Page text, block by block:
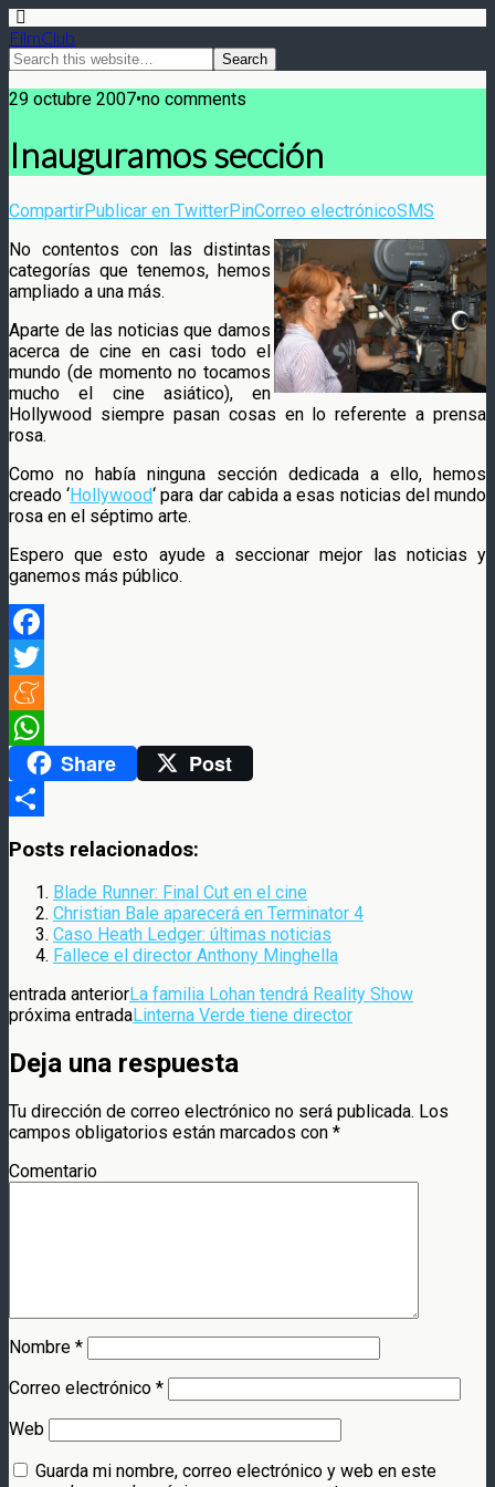
FilmClub
29 octubre 2007•no comments
Inauguramos sección
CompartirPublicar en TwitterPinCorreo electrónicoSMS
No contentos con las distintas
categorías que tenemos, hemos
ampliado a una más.
Aparte de las noticias que damos
acerca de cine en casi todo el
mundo (de momento no tocamos
mucho el cine asiático), en
Hollywood siempre pasan cosas en lo referente a prensa
rosa.
Como no había ninguna sección dedicada a ello, hemos
creado ‘Hollywood‘ para dar cabida a esas noticias del mundo
rosa en el séptimo arte.
Espero que esto ayude a seccionar mejor las noticias y
ganemos más público.
Facebook
Twitter
Meneame
WhatsAppShare Post
Posts relacionados:
Blade Runner: Final Cut en el cine
Christian Bale aparecerá en Terminator 4
Caso Heath Ledger: últimas noticias
Fallece el director Anthony Minghella
entrada anteriorLa familia Lohan tendrá Reality Show
próxima entradaLinterna Verde tiene director
Deja una respuesta
Tu dirección de correo electrónico no será publicada. Los
campos obligatorios están marcados con *
Comentario
Nombre *
Correo electrónico *
Web
Guarda mi nombre, correo electrónico y web en este